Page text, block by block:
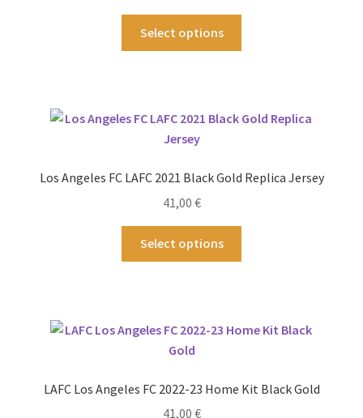
Produktseite
Select options
auf.
können
der
gewählt
Los Angeles FC LAFC 2021 Black Gold Replica Jersey
41,00 €
Select options
auf.
können
LAFC Los Angeles FC 2022-23 Home Kit Black Gold
41,00 €